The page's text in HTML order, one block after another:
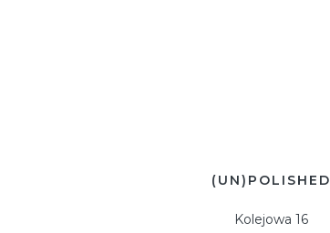
(UN)POLISHED
Kolejowa 16